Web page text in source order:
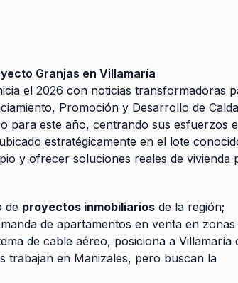
Granjas en Villamaría
el 2026 con noticias transformadoras
Promoción y Desarrollo de
para este año, centrando sus esfuerzos
estratégicamente en el lote
y ofrecer soluciones reales de vivienda
de proyectos inmobiliarios de la región;
de apartamentos en venta en
de cable aéreo, posiciona a Villamaría
trabajan en Manizales, pero buscan la